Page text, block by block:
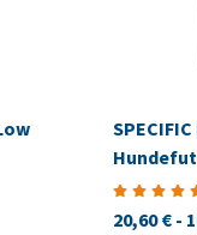
20,60 €-